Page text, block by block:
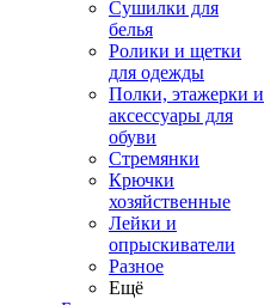
Сушилки для
белья
Ролики и щетки
для одежды
Полки, этажерки и
аксессуары для
обуви
Стремянки
Крючки
хозяйственные
Лейки и
опрыскиватели
Разное
Ещё